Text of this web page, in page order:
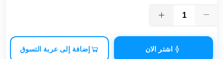
اشتر الان إضافة إلى عربة التسوق